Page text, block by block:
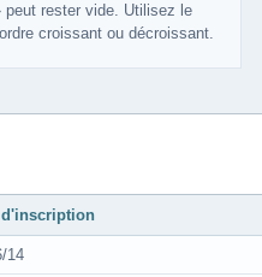
peut rester vide. Utilisez le
croissant ou décroissant.
d'inscription
14